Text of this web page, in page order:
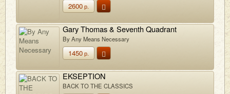
2600р.
Gary Thomas & Seventh Quadrant
By Any Means Necessary
1450р.
EKSEPTION
BACK TO THE CLASSICS